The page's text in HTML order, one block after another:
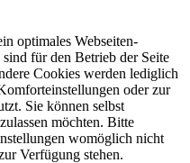
optimales Webseiten-
für den Betrieb der Seite
Cookies werden lediglich
oder zur
Sie können selbst
möchten. Bitte
womöglich nicht
Verfügung stehen.